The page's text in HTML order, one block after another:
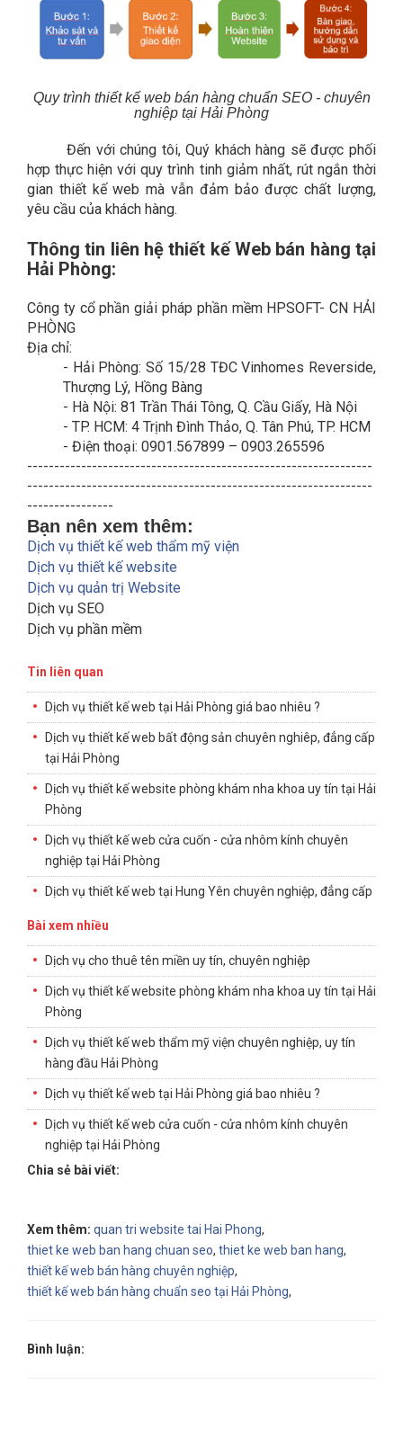
Quy trình thiết kế web bán hàng chuẩn SEO - chuyên
nghiệp tại Hải Phòng
Đến với chúng tôi, Quý khách hàng sẽ được phối
hợp thực hiện với quy trình tinh giảm nhất, rút ngắn thời
gian thiết kế web mà vẫn đảm bảo được chất lượng,
yêu cầu của khách hàng.
Thông tin liên hệ thiết kế Web bán hàng tại
Hải Phòng:
Công ty cổ phần giải pháp phần mềm HPSOFT- CN HẢI
PHÒNG
Địa chỉ:
- Hải Phòng: Số 15/28 TĐC Vinhomes Reverside,
Thượng Lý, Hồng Bàng
- Hà Nội: 81 Trần Thái Tông, Q. Cầu Giấy, Hà Nội
- TP. HCM: 4 Trịnh Đình Thảo, Q. Tân Phú, TP. HCM
- Điện thoại: 0901.567899 – 0903.265596
----------------------------------------------------------------
----------------------------------------------------------------
----------------
Bạn nên xem thêm:
Dịch vụ thiết kế web thẩm mỹ viện
Dịch vụ thiết kế website
Dịch vụ quản trị Website
Dịch vụ SEO
Dịch vụ phần mềm
Tin liên quan
Dịch vụ thiết kế web tại Hải Phòng giá bao nhiêu ?
Dịch vụ thiết kế web bất động sản chuyên nghiêp, đẳng cấp
tại Hải Phòng
Dịch vụ thiết kế website phòng khám nha khoa uy tín tại Hải
Phòng
Dịch vụ thiết kế web cửa cuốn - cửa nhôm kính chuyên
nghiệp tại Hải Phòng
Dịch vụ thiết kế web tại Hung Yên chuyên nghiệp, đẳng cấp
Bài xem nhiều
Dịch vụ cho thuê tên miền uy tín, chuyên nghiệp
Dịch vụ thiết kế website phòng khám nha khoa uy tín tại Hải
Phòng
Dịch vụ thiết kế web thẩm mỹ viện chuyên nghiệp, uy tín
hàng đầu Hải Phòng
Dịch vụ thiết kế web tại Hải Phòng giá bao nhiêu ?
Dịch vụ thiết kế web cửa cuốn - cửa nhôm kính chuyên
nghiệp tại Hải Phòng
Chia sẻ bài viết:
Xem thêm: quan tri website tai Hai Phong,
thiet ke web ban hang chuan seo, thiet ke web ban hang,
thiết kế web bán hàng chuyên nghiệp,
thiết kế web bán hàng chuẩn seo tại Hải Phòng,
Bình luận: